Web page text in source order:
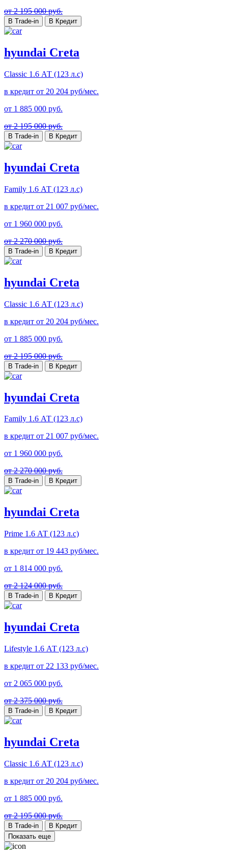
от 2 195 000 руб.
В Trade-in В Кредит
hyundai Creta
Classic 1.6 АТ (123 л.с)
в кредит от 20 204 руб/мес.
от 1 885 000 руб.
от 2 195 000 руб.
В Trade-in В Кредит
hyundai Creta
Family 1.6 АТ (123 л.с)
в кредит от 21 007 руб/мес.
от 1 960 000 руб.
от 2 270 000 руб.
В Trade-in В Кредит
hyundai Creta
Classic 1.6 АТ (123 л.с)
в кредит от 20 204 руб/мес.
от 1 885 000 руб.
от 2 195 000 руб.
В Trade-in В Кредит
hyundai Creta
Family 1.6 АТ (123 л.с)
в кредит от 21 007 руб/мес.
от 1 960 000 руб.
от 2 270 000 руб.
В Trade-in В Кредит
hyundai Creta
Prime 1.6 АТ (123 л.с)
в кредит от 19 443 руб/мес.
от 1 814 000 руб.
от 2 124 000 руб.
В Trade-in В Кредит
hyundai Creta
Lifestyle 1.6 АТ (123 л.с)
в кредит от 22 133 руб/мес.
от 2 065 000 руб.
от 2 375 000 руб.
В Trade-in В Кредит
hyundai Creta
Classic 1.6 АТ (123 л.с)
в кредит от 20 204 руб/мес.
от 1 885 000 руб.
от 2 195 000 руб.
В Trade-in
В Кредит
Показать еще